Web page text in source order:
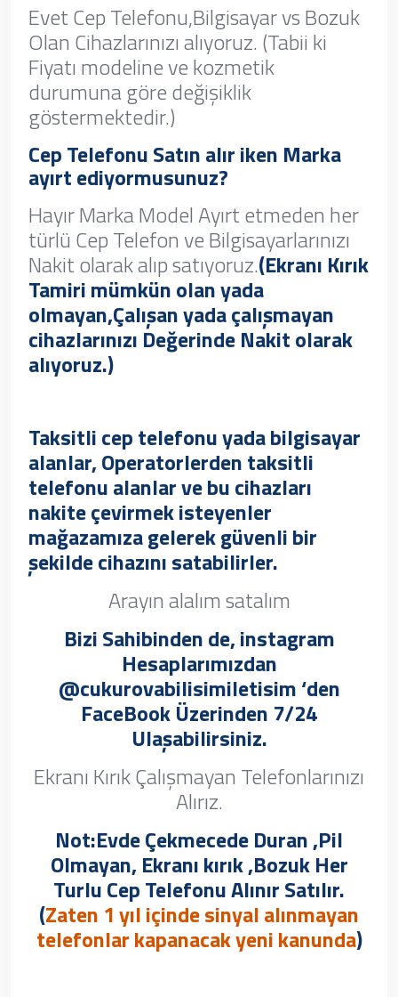
Evet Cep Telefonu,Bilgisayar vs Bozuk
Olan Cihazlarınızı alıyoruz. (Tabii ki
Fiyatı modeline ve kozmetik
durumuna göre değişiklik
göstermektedir.)
Cep Telefonu Satın alır iken Marka
ayırt ediyormusunuz?
Hayır Marka Model Ayırt etmeden her
türlü Cep Telefon ve Bilgisayarlarınızı
Nakit olarak alıp satıyoruz.(Ekranı Kırık
Tamiri mümkün olan yada
olmayan,Çalışan yada çalışmayan
cihazlarınızı Değerinde Nakit olarak
alıyoruz.)
Taksitli cep telefonu yada bilgisayar
alanlar, Operatorlerden taksitli
telefonu alanlar ve bu cihazları
nakite çevirmek isteyenler
mağazamıza gelerek güvenli bir
şekilde cihazını satabilirler.
Arayın alalım satalım
Bizi Sahibinden de, instagram
Hesaplarımızdan
@cukurovabilisimiletisim ‘den
FaceBook Üzerinden 7/24
Ulaşabilirsiniz.
Ekranı Kırık Çalışmayan Telefonlarınızı
Alırız.
Not:Evde Çekmecede Duran ,Pil
Olmayan, Ekranı kırık ,Bozuk Her
Turlu Cep Telefonu Alınır Satılır.
(Zaten 1 yıl içinde sinyal alınmayan
telefonlar kapanacak yeni kanunda)